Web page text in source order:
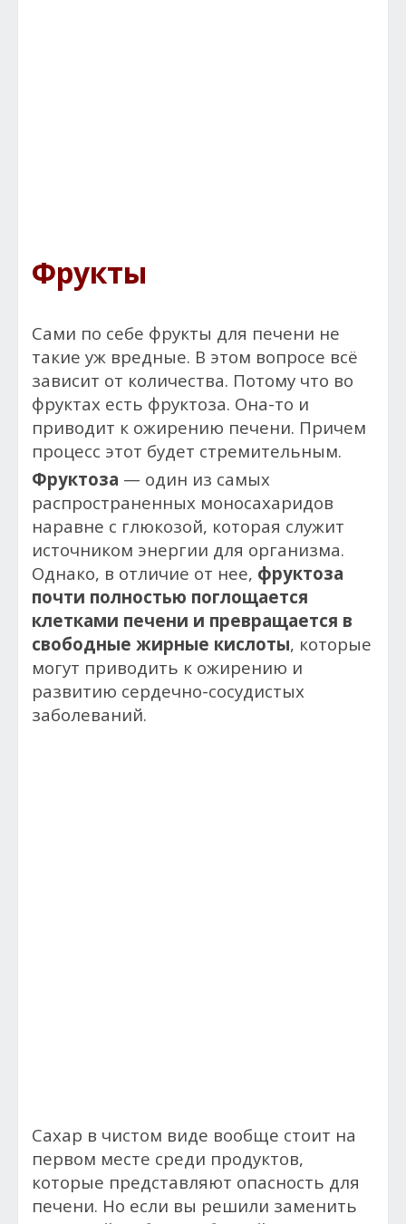
Фрукты
Сами по себе фрукты для печени не
такие уж вредные. В этом вопросе всё
зависит от количества. Потому что во
фруктах есть фруктоза. Она-то и
приводит к ожирению печени. Причем
процесс этот будет стремительным.
Фруктоза — один из самых
распространенных моносахаридов
наравне с глюкозой, которая служит
источником энергии для организма.
Однако, в отличие от нее, фруктоза
почти полностью поглощается
клетками печени и превращается в
свободные жирные кислоты, которые
могут приводить к ожирению и
развитию сердечно-сосудистых
заболеваний.
Сахар в чистом виде вообще стоит на
первом месте среди продуктов,
которые представляют опасность для
печени. Но если вы решили заменить